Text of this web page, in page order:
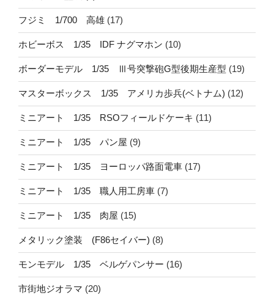
フジミ 1/700 高雄 (17)
ホビーボス 1/35 IDF ナグマホン (10)
ボーダーモデル 1/35 Ⅲ号突撃砲G型後期生産型 (19)
マスターボックス 1/35 アメリカ歩兵(ベトナム) (12)
ミニアート 1/35 RSOフィールドケーキ (11)
ミニアート 1/35 パン屋 (9)
ミニアート 1/35 ヨーロッパ路面電車 (17)
ミニアート 1/35 職人用工房車 (7)
ミニアート 1/35 肉屋 (15)
メタリック塗装 (F86セイバー) (8)
モンモデル 1/35 ベルゲパンサー (16)
市街地ジオラマ (20)